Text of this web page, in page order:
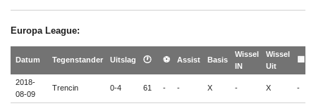
Europa League:
Datum Tegenstander Uitslag 🕐 ⚽ Assist Basis
Wissel
IN
Wissel
Uit
🟨
2018-
08-09
Trencin 0-4 61 - - X - X -